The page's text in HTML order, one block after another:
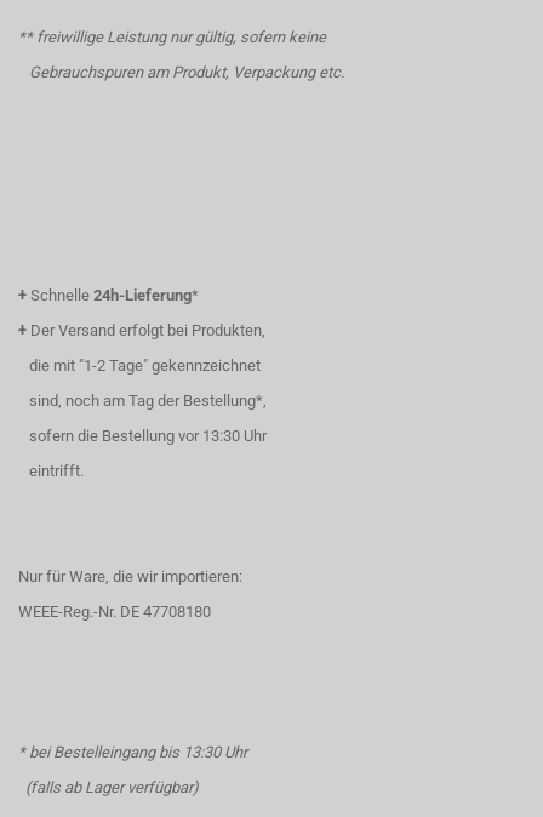
** freiwillige Leistung nur gültig, sofern keine
Gebrauchspuren am Produkt, Verpackung etc.
+ Schnelle 24h-Lieferung*
+ Der Versand erfolgt bei Produkten,
die mit "1-2 Tage" gekennzeichnet
sind, noch am Tag der Bestellung*,
sofern die Bestellung vor 13:30 Uhr
eintrifft.
Nur für Ware, die wir importieren:
WEEE-Reg.-Nr. DE 47708180
* bei Bestelleingang bis 13:30 Uhr
(falls ab Lager verfügbar)